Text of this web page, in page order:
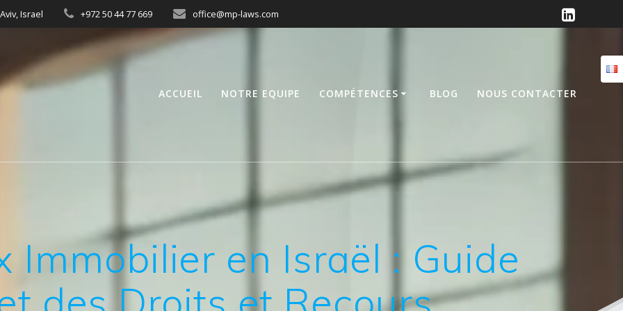
Israel +972 50 44 77 669 office@mp-laws.com
ACCUEIL NOTRE EQUIPE COMPÉTENCES BLOG NOUS CONTACTER
Immobilier en Israël : Guide